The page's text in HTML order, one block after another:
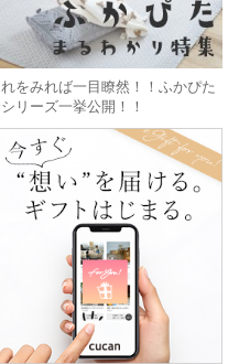
をみれば一目瞭然！！ふかぴた
リーズ一挙公開！！